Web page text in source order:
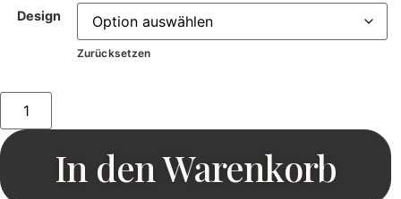
Design
Zurücksetzen
In den Warenkorb